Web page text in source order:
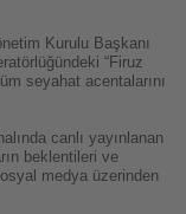
Kurulu Başkanı
“Firuz
seyahat acentalarını
canlı yayınlanan
beklentileri ve
medya üzerinden